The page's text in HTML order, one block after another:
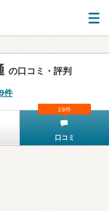
の口コミ・評判
件
口コミ
19件